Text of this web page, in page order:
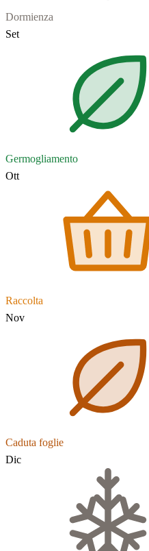
Dormienza
Set
Germogliamento
Ott
Raccolta
Nov
Caduta foglie
Dic